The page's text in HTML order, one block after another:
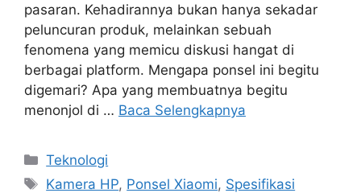
pasaran. Kehadirannya bukan hanya sekadar
peluncuran produk, melainkan sebuah
fenomena yang memicu diskusi hangat di
berbagai platform. Mengapa ponsel ini begitu
digemari? Apa yang membuatnya begitu
menonjol di … Baca Selengkapnya
Kategori
Teknologi
Tag
Kamera HP, Ponsel Xiaomi, Spesifikasi